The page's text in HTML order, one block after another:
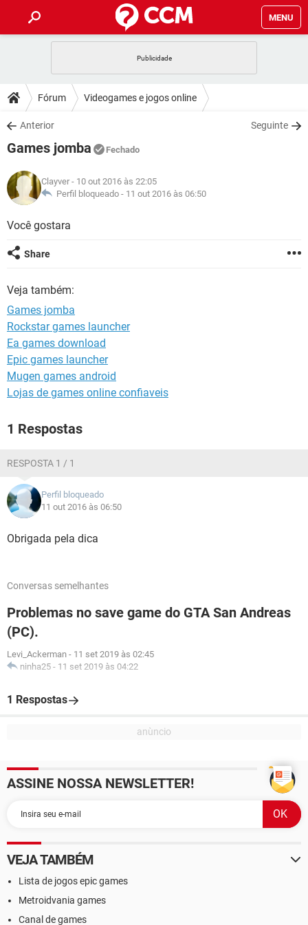
MENU
CELULAR FACEBOOK
OUTLOOK
INSTAGRAM
GUIA DE COMPRAS
DICAS
JOGOS WHATSAPP
INSTAGRAM
GUIA DE COMPRAS
DOWNLOADS
JOGOS
CELULAR
OUTLOOK EXCEL
INSTAGRAM
JOGOS
CELULAR
OUTLOOK
INSTAGRAM
GLOSSÁRIO
JOGOS
INSTAGRAM
GUIA DE COMPRAS
Fórum Videogames e jogos online
Anterior Seguinte
Games jomba Fechado
Clayver - 10 out 2016 às 22:05
Perfil bloqueado - 11 out 2016 às 06:50
Você gostara
Share
Veja também:
Games jomba
Rockstar games launcher
Ea games download
Epic games launcher
Mugen games android
Lojas de games online confiaveis
1 Respostas
RESPOSTA 1 / 1
Perfil bloqueado
11 out 2016 às 06:50
Obrigada pela dica
Conversas semelhantes
Problemas no save game do GTA San Andreas
(PC).
Levi_Ackerman - 11 set 2019 às 02:45
ninha25 - 11 set 2019 às 04:22
1 Respostas
ASSINE NOSSA NEWSLETTER!
VEJA TAMBÉM
Lista de jogos epic games
Metroidvania games
Canal de games